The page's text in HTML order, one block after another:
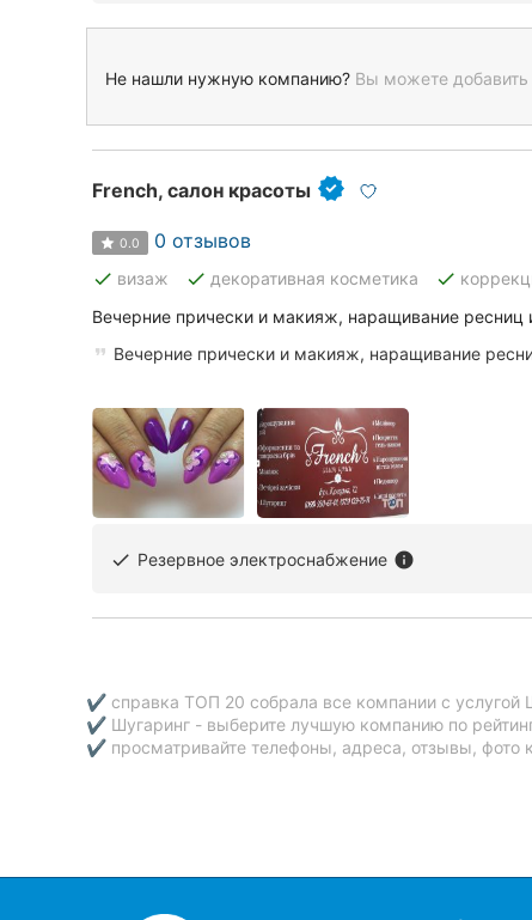
Не нашли нужную компанию? Вы можете добавить
French, салон красоты
0.0 0 отзывов
done визаж done декоративная косметика done
Вечерние прически и макияж, наращивание ресниц
Вечерние прически и макияж, наращивание
done Резервное электроснабжение info
✔ справка ТОП 20 собрала все компании с услугой
✔ Шугаринг - выберите лучшую компанию по
✔ просматривайте телефоны, адреса, отзывы, фото